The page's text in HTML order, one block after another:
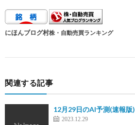
にほんブログ村株・自動売買ランキング
関連する記事
12月29日のAI予測(速報版)
2023.12.29